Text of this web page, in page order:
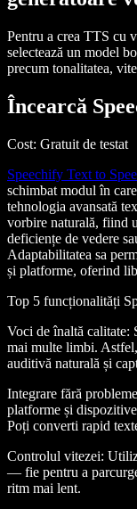
Pentru a crea TTS cu
selectează un model
precum tonalitatea,
Încearcă
Cost: Gratuit de testat
Speechify Text to
schimbat modul în
tehnologia avansată
vorbire naturală, fiind
deficiențe de vedere
Adaptabilitatea sa
și platforme, oferind
Top 5 funcționalități
Voci de înaltă calitate:
mai multe limbi.
auditivă naturală și
Integrare fără probleme
platforme și
Poți converti rapid
Controlul vitezei:
— fie pentru a
ritm mai lent.